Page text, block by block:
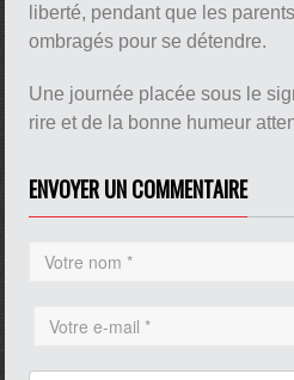
liberté, pendant que les
ombragés pour se détendre.
Une journée placée sous le
rire et de la bonne humeur
ENVOYER UN COMMENTAIRE